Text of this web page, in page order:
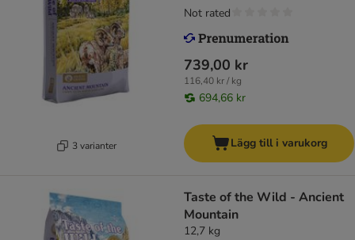
3 varianter
739,00 kr
116,40 kr / kg
694,66 kr
Not rated
Lägg till i varukorg
Taste of the Wild - Ancient
Mountain
12,7 kg